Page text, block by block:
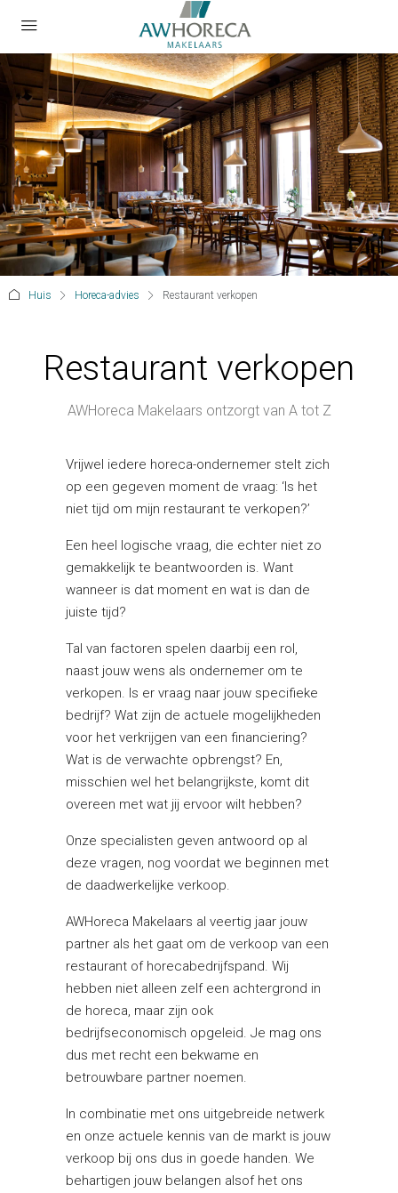
Huis Horeca-advies Restaurant verkopen
Restaurant verkopen
AWHoreca Makelaars ontzorgt van A tot Z
Vrijwel iedere horeca-ondernemer stelt zich
op een gegeven moment de vraag: ‘Is het
niet tijd om mijn restaurant te verkopen?’
Een heel logische vraag, die echter niet zo
gemakkelijk te beantwoorden is. Want
wanneer is dat moment en wat is dan de
juiste tijd?
Tal van factoren spelen daarbij een rol,
naast jouw wens als ondernemer om te
verkopen. Is er vraag naar jouw specifieke
bedrijf? Wat zijn de actuele mogelijkheden
voor het verkrijgen van een financiering?
Wat is de verwachte opbrengst? En,
misschien wel het belangrijkste, komt dit
overeen met wat jij ervoor wilt hebben?
Onze specialisten geven antwoord op al
deze vragen, nog voordat we beginnen met
de daadwerkelijke verkoop.
AWHoreca Makelaars al veertig jaar jouw
partner als het gaat om de verkoop van een
restaurant of horecabedrijfspand. Wij
hebben niet alleen zelf een achtergrond in
de horeca, maar zijn ook
bedrijfseconomisch opgeleid. Je mag ons
dus met recht een bekwame en
betrouwbare partner noemen.
In combinatie met ons uitgebreide netwerk
en onze actuele kennis van de markt is jouw
verkoop bij ons dus in goede handen. We
behartigen jouw belangen alsof het ons